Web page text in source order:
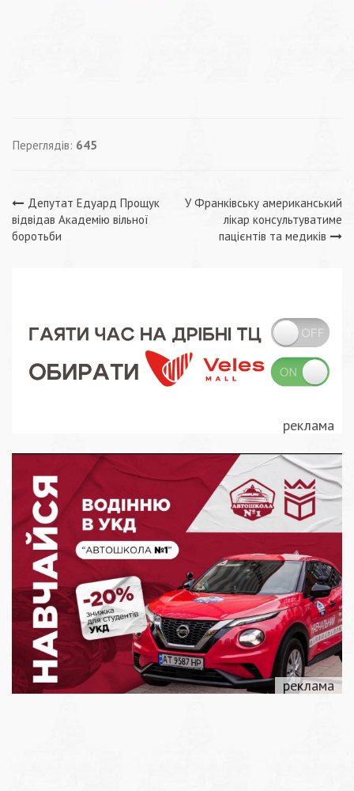
Переглядів: 645
Навігація
записів
Депутат Едуард Прощук
відвідав Академію вільної
боротьби
У Франківську американський
лікар консультуватиме
пацієнтів та медиків